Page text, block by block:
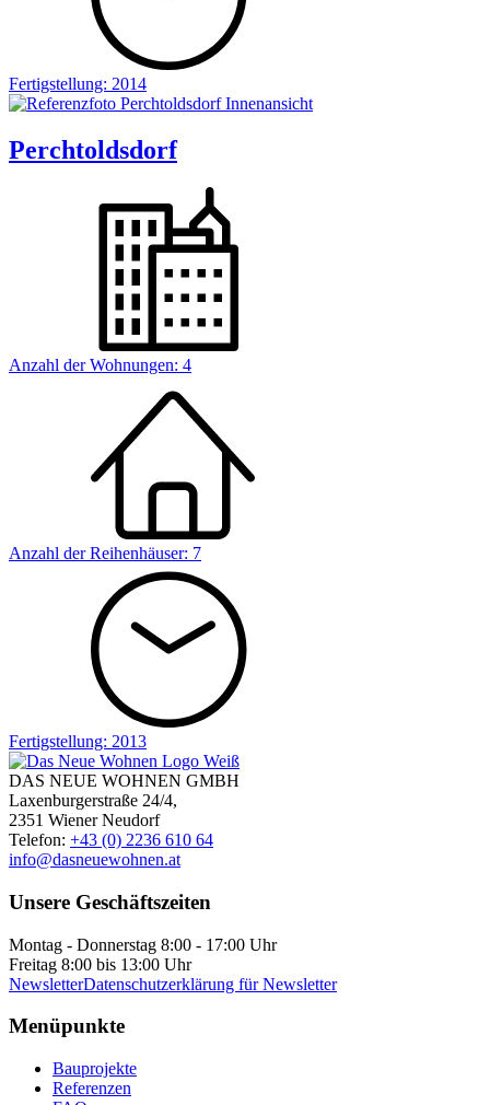
Fertigstellung: 2014
Perchtoldsdorf
Anzahl der Wohnungen: 4
Anzahl der Reihenhäuser: 7
Fertigstellung: 2013
DAS NEUE WOHNEN GMBH
Laxenburgerstraße 24/4,
2351 Wiener Neudorf
Telefon: +43 (0) 2236 610 64
info@dasneuewohnen.at
Unsere Geschäftszeiten
Montag - Donnerstag 8:00 - 17:00 Uhr
Freitag 8:00 bis 13:00 Uhr
NewsletterDatenschutzerklärung für Newsletter
Menüpunkte
Bauprojekte
Referenzen